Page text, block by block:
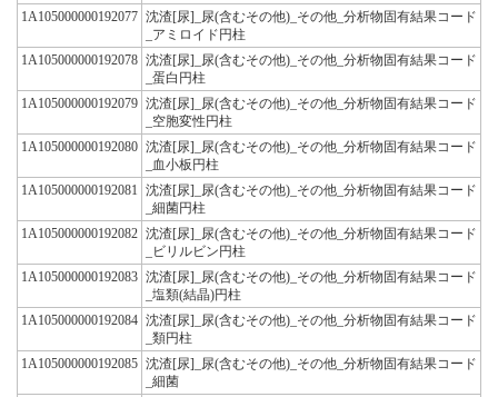
1A105000000192077 沈渣[尿]_尿(含むその他)_その他_分析物固有結果コード
_アミロイド円柱
1A105000000192078 沈渣[尿]_尿(含むその他)_その他_分析物固有結果コード
_蛋白円柱
1A105000000192079 沈渣[尿]_尿(含むその他)_その他_分析物固有結果コード
_空胞変性円柱
1A105000000192080 沈渣[尿]_尿(含むその他)_その他_分析物固有結果コード
_血小板円柱
1A105000000192081
沈渣[尿]_尿(含むその他)_その他_分析物固有結果コード
_細菌円柱
1A105000000192082 沈渣[尿]_尿(含むその他)_その他_分析物固有結果コード
_ビリルビン円柱
1A105000000192083 沈渣[尿]_尿(含むその他)_その他_分析物固有結果コード
_塩類(結晶)円柱
1A105000000192084 沈渣[尿]_尿(含むその他)_その他_分析物固有結果コード
_類円柱
1A105000000192085 沈渣[尿]_尿(含むその他)_その他_分析物固有結果コード
_細菌